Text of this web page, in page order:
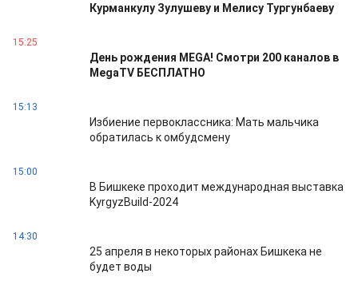
Курманкулу Зулушеву и Мелису Тургунбаеву
15:25
День рождения MEGA! Смотри 200 каналов в
MegaTV БЕСПЛАТНО
15:13
Избиение первоклассника: Мать мальчика
обратилась к омбудсмену
15:00
В Бишкеке проходит международная выставка
KyrgyzBuild-2024
14:30
25 апреля в некоторых районах Бишкека не
будет воды